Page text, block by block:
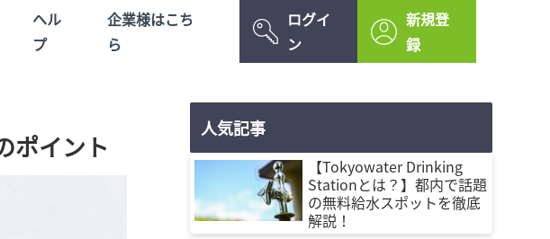
ヘル
プ
企業様はこち
ら
ログイ
ン
新規登
録
ポイント
人気記事
【Tokyowater Drinking
Stationとは？】都内で話題
の無料給水スポットを徹底
解説！